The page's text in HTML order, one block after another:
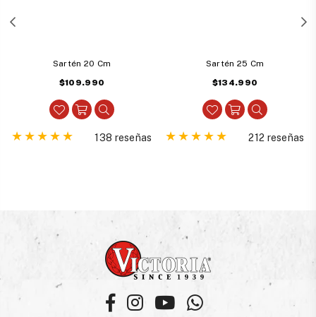
Sartén 20 Cm
Precio
$109.990
138 reseñas
Sartén 25 Cm
Precio
$134.990
212 reseñas
FacebookInstagramYouTubeWhatsapp